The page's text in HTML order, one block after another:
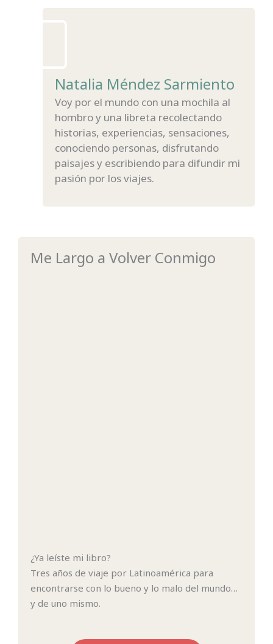
Natalia Méndez Sarmiento
Voy por el mundo con una mochila al
hombro y una libreta recolectando
historias, experiencias, sensaciones,
conociendo personas, disfrutando
paisajes y escribiendo para difundir mi
pasión por los viajes.
Me Largo a Volver Conmigo
¿Ya leíste mi libro?
Tres años de viaje por Latinoamérica para
encontrarse con lo bueno y lo malo del mundo…
y de uno mismo.